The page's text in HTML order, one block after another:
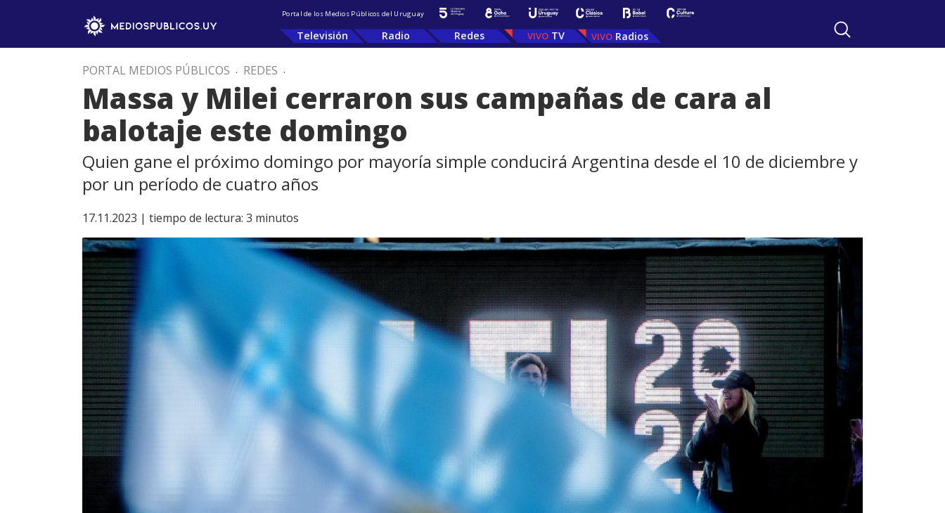
Portal de los Medios Públicos del Uruguay
Televisión Radio Redes TV Radios
PORTAL MEDIOS PÚBLICOS . REDES .
Massa y Milei cerraron sus campañas de cara al
balotaje este domingo
Quien gane el próximo domingo por mayoría simple conducirá Argentina desde el 10 de diciembre y
por un período de cuatro años
17.11.2023 | tiempo de lectura: 3 minutos